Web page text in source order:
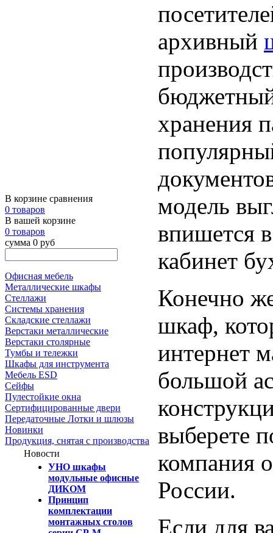
В корзине сравнения
0 товаров
В вашей корзине
0 товаров
сумма 0 руб
Офисная мебель
Металлические шкафы
Стеллажи
Системы хранения
Складские стеллажи
Верстаки металлические
Верстаки столярные
Тумбы и тележки
Шкафы для инструмента
Мебель ESD
Сейфы
Пулестойкие окна
Сертифицированные двери
Передаточные Лотки и шлюзы
Новинки
Продукция, снятая с производства
Новости
УНО шкафы
модульные офисные
ДИКОМ
Принцип
комплектации
монтажных столов
архивный
хранения
модель
впишется
кабинет
Конечно
шкаф,
интернет
большой
выберете
компания
России.
Если для